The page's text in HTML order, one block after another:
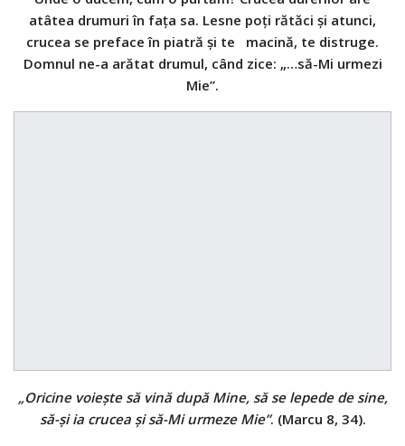
atâtea drumuri în faţa sa. Lesne poţi rătăci şi atunci,
crucea se preface în piatră şi te macină, te distruge.
Domnul ne-a arătat drumul, când zice: „…să-Mi urmezi
Mie”.
„Oricine voieşte să vină după Mine, să se lepede de sine,
să-şi ia crucea şi să-Mi urmeze Mie”. (Marcu 8, 34).